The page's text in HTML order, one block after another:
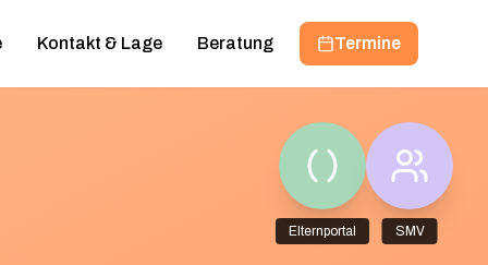
Kontakt & Lage Beratung Termine
Elternportal SMV